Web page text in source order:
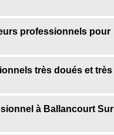
professionnels pour
très doués et très
à Ballancourt Sur